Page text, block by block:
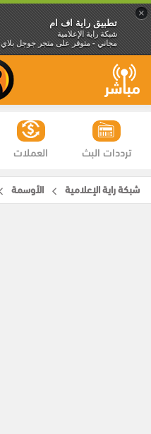
×
تطبيق راية اف ام
شبكة راية الإعلامية
مجاني - متوفر على متجر جوجل بلاي
العملات ترددات البث
شبكة راية الإعلامية الأوسمة